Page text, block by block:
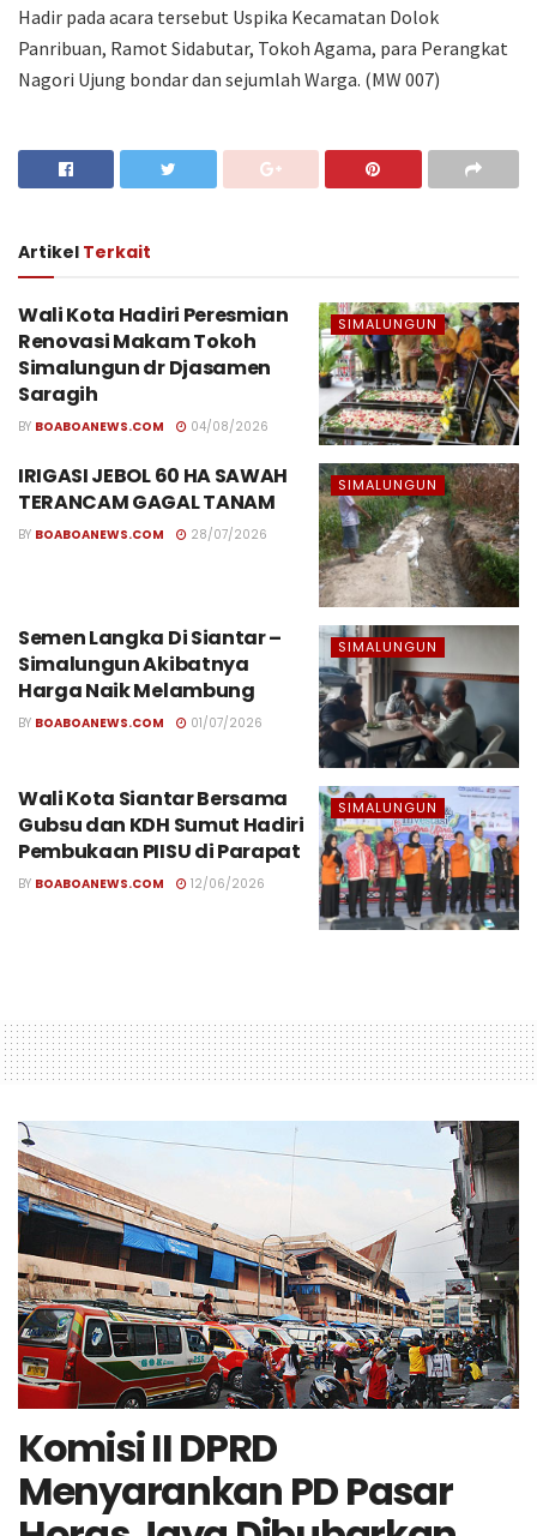
Hadir pada acara tersebut Uspika Kecamatan Dolok
Panribuan, Ramot Sidabutar, Tokoh Agama, para Perangkat
Nagori Ujung bondar dan sejumlah Warga. (MW 007)
Artikel Terkait
SIMALUNGUN
Wali Kota Hadiri Peresmian
Renovasi Makam Tokoh
Simalungun dr Djasamen
Saragih
BY BOABOANEWS.COM 04/08/2026
SIMALUNGUN
IRIGASI JEBOL 60 HA SAWAH
TERANCAM GAGAL TANAM
BY BOABOANEWS.COM 28/07/2026
SIMALUNGUN
Semen Langka Di Siantar –
Simalungun Akibatnya
Harga Naik Melambung
BY BOABOANEWS.COM 01/07/2026
SIMALUNGUN
Wali Kota Siantar Bersama
Gubsu dan KDH Sumut Hadiri
Pembukaan PIISU di Parapat
BY BOABOANEWS.COM 12/06/2026
Komisi II DPRD
Menyarankan PD Pasar